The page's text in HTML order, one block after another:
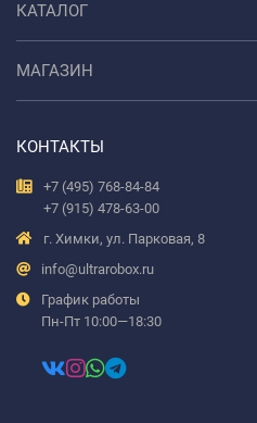
КАТАЛОГ
МАГАЗИН
КОНТАКТЫ
+7 (495) 768-84-84
+7 (915) 478-63-00
г. Химки, ул. Парковая, 8
info@ultrarobox.ru
График работы
Пн-Пт 10:00—18:30